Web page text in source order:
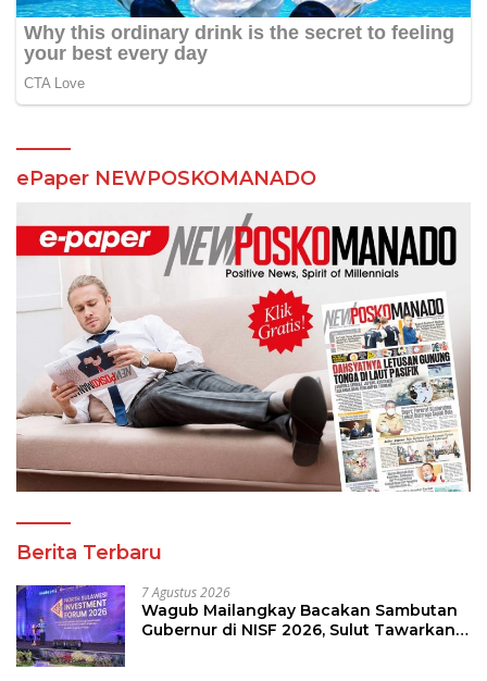
ePaper NEWPOSKOMANADO
Berita Terbaru
7 Agustus 2026
Wagub Mailangkay Bacakan Sambutan
Gubernur di NISF 2026, Sulut Tawarkan